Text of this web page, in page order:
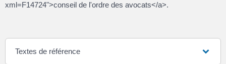
xml=F14724">conseil de l'ordre des avocats</a>.
Textes de référence